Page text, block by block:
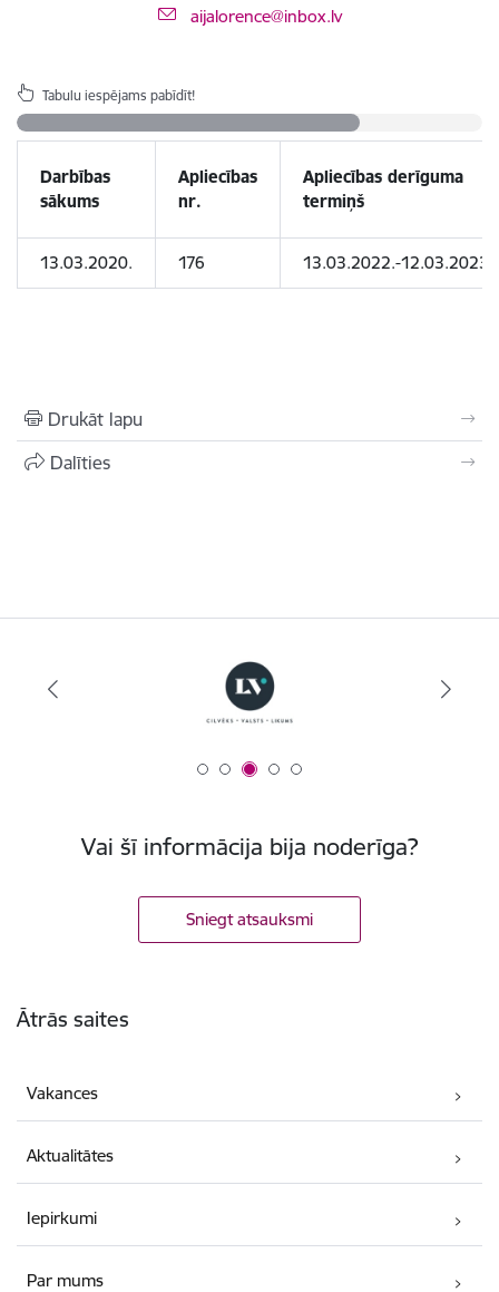
E-pasts:
aijalorence@inbox.lv
Tabulu iespējams pabīdīt!
Darbības
sākums
Apliecības
nr.
Apliecības derīguma
termiņš
13.03.2020. 176 13.03.2022.-12.03.2023
Drukāt lapu
Dalīties
Vai šī informācija bija noderīga?
Sniegt atsauksmi
Ātrās saites
Vakances
Aktualitātes
Iepirkumi
Par mums